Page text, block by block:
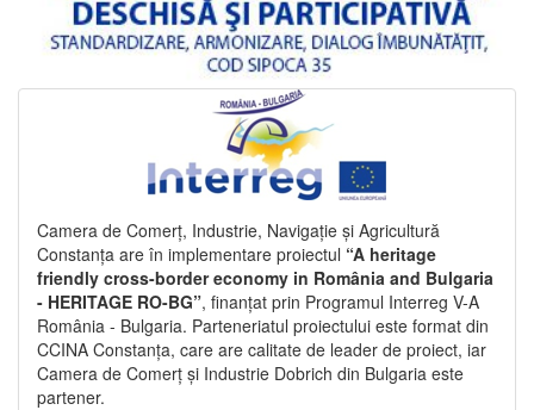
Camera de Comerț, Industrie, Navigație și Agricultură
Constanța are în implementare proiectul “A heritage
friendly cross-border economy in România and Bulgaria
- HERITAGE RO-BG”, finanțat prin Programul Interreg V-A
România - Bulgaria. Parteneriatul proiectului este format din
CCINA Constanța, care are calitate de leader de proiect, iar
Camera de Comerț și Industrie Dobrich din Bulgaria este
partener.